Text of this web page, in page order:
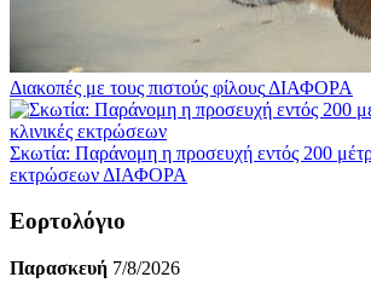
Διακοπές με τους πιστούς φίλους ΔΙΑΦΟΡΑ
Σκωτία: Παράνομη η προσευχή εντός 200
εκτρώσεων ΔΙΑΦΟΡΑ
Εορτολόγιο
Παρασκευή 7/8/2026